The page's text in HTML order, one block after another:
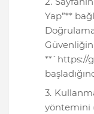
Yap”**
**`https://
yöntemini